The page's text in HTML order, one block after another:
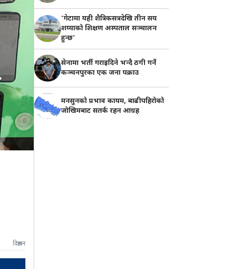
विज्ञापन
‘गेटामा यही शैत्रिकसत्रदेखि तीन सय
शय्याको शिक्षण अस्पताल सञ्चालन
हुन्छ’
सेनामा भर्ती गराइदिने भन्दै ठगी गर्ने
कञ्चनपुरका एक जना पक्राउ
मनसुनको प्रभाव कायम, बाढीपहिरोको
जोखिमबाट सतर्क रहन आग्रह